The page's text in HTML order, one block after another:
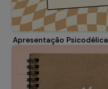
Apresentação Psicodélica